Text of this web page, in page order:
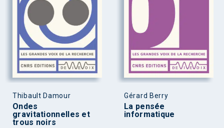
Thibault Damour
Ondes
gravitationnelles et
trous noirs
Gérard Berry
La pensée
informatique